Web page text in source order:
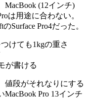
MacBook (12インチ)
は用途に合わない。
Surface Pro4だった。
けても1kgの重さ
が書ける
値段がそれなりにする
Pro 13インチ